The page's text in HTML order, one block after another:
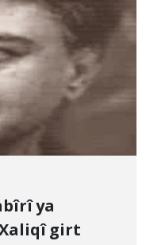
ya
girt